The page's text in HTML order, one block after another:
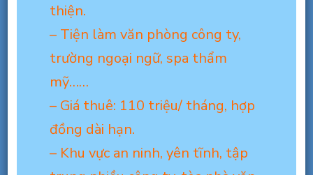
thiện.
– Tiện làm văn phòng công ty,
trường ngoại ngữ, spa thẩm
mỹ……
– Giá thuê: 110 triệu/ tháng, hợp
đồng dài hạn.
– Khu vực an ninh, yên tĩnh, tập